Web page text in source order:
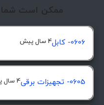
ممکن است شما
0606- کابل 4 سال پیش
0605- تجهیزات برقی 4 سال پیش